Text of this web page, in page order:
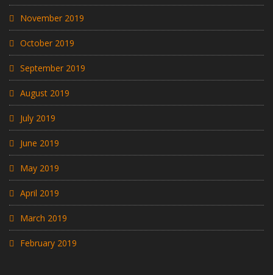
November 2019
October 2019
September 2019
August 2019
July 2019
June 2019
May 2019
April 2019
March 2019
February 2019